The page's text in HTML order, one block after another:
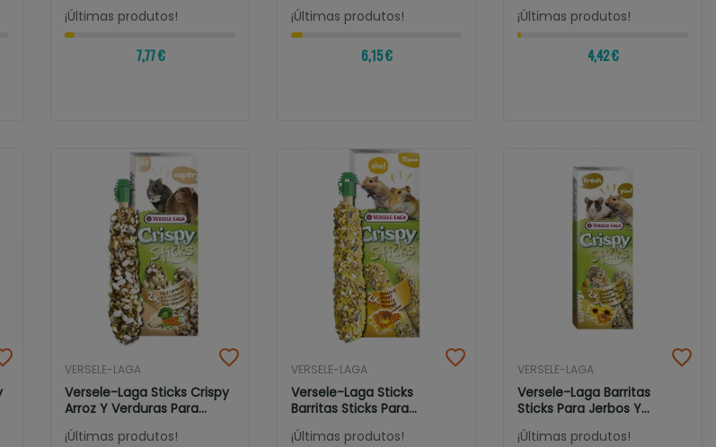
¡Últimas produtos!
7,77 €
¡Últimas produtos!
6,15 €
¡Últimas produtos!
4,42 €
VERSELE-LAGA
Versele-Laga Sticks Crispy
Arroz Y Verduras Para...
¡Últimas produtos!
VERSELE-LAGA
Versele-Laga Sticks
Barritas Sticks Para
Hamsters Y...
¡Últimas produtos!
VERSELE-LAGA
Versele-Laga Barritas
Sticks Para Jerbos Y
Ratones...
¡Últimas produtos!